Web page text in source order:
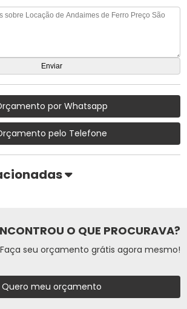
por Whatsapp
pelo Telefone
O QUE PROCURAVA?
Faça seu orçamento grátis agora mesmo!
Quero meu orçamento